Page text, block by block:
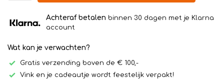
Achteraf betalen binnen 30 dagen met je Klarna
account
Wat kan je verwachten?
Gratis verzending boven de € 100,-
Vink en je cadeautje wordt feestelijk verpakt!